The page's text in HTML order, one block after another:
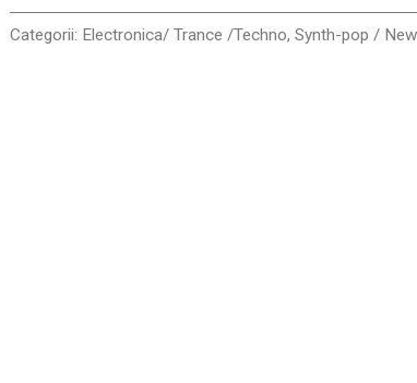
VG
Categorii: Electronica/ Trance /Techno,Synth-pop /